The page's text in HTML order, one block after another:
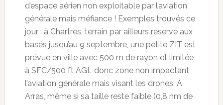
d’espace aérien non exploitable par l’aviation
générale mais méfiance ! Exemples trouvés ce
jour : à Chartres, terrain par ailleurs réservé aux
basés jusqu’au 9 septembre, une petite ZIT est
prévue en ville avec 500 m de rayon et limitée
à SFC/500 ft AGL donc zone non impactant
l’aviation générale mais visant les drones. À
Arras, même si sa taille reste faible (0,8 nm de